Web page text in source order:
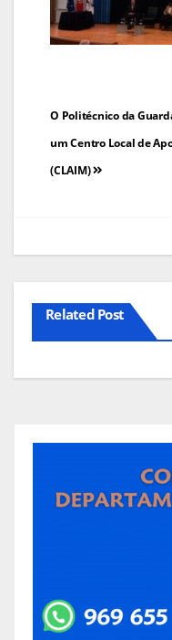
de
artigos
O Politécnico da
um Centro Local de
(CLAIM)
Related Post